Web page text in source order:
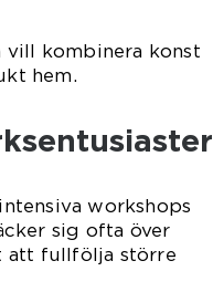
vill kombinera konst
hem.
workshops
sig ofta över
att fullfölja större